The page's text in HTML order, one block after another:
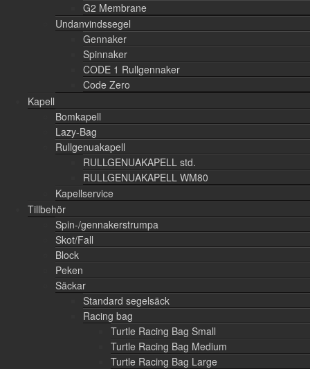
G2 Membrane
Undanvindssegel
Gennaker
Spinnaker
CODE 1 Rullgennaker
Code Zero
Kapell
Bomkapell
Lazy-Bag
Rullgenuakapell
RULLGENUAKAPELL std.
RULLGENUAKAPELL WM80
Kapellservice
Tillbehör
Spin-/gennakerstrumpa
Skot/Fall
Block
Peken
Säckar
Standard segelsäck
Racing bag
Turtle Racing Bag Small
Turtle Racing Bag Medium
Turtle Racing Bag Large